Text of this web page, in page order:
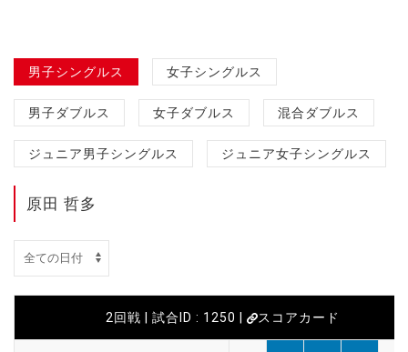
男子シングルス 女子シングルス
男子ダブルス 女子ダブルス 混合ダブルス
ジュニア男子シングルス ジュニア女子シングルス
原田 哲多
2回戦 | 試合ID : 1250 | スコアカード